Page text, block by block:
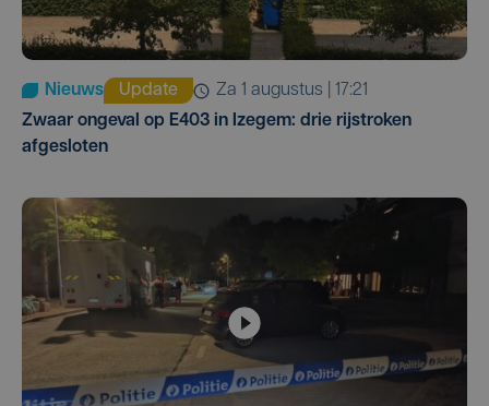
Nieuws Update
za 1 augustus | 17:21
Zwaar ongeval op E403 in Izegem: drie rijstroken
afgesloten